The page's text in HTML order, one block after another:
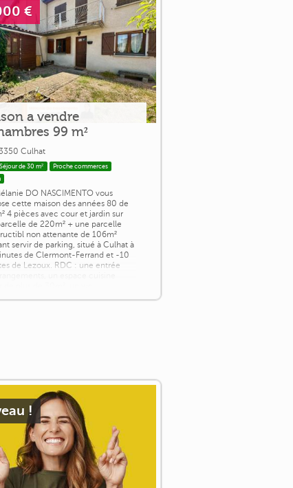
€
a vendre
99 m²
Culhat
Séjour de 30 m²
Proche commerces
DO NASCIMENTO vous
cette maison des années 80 de
4 pièces avec cour et jardin sur
de 220m² + une parcelle
non attenante de 106m²
servir de parking, situé à Culhat à
de Clermont-Ferrand et -10
de Lezoux. RDC : une entrée
!